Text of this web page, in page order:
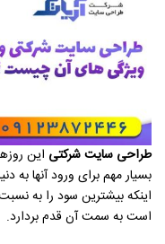
طراحی سایت شرکتی این
بسیار مهم برای ورود آنها
اینکه بیشترین سود را به
است به سمت آن قدم بردارد.